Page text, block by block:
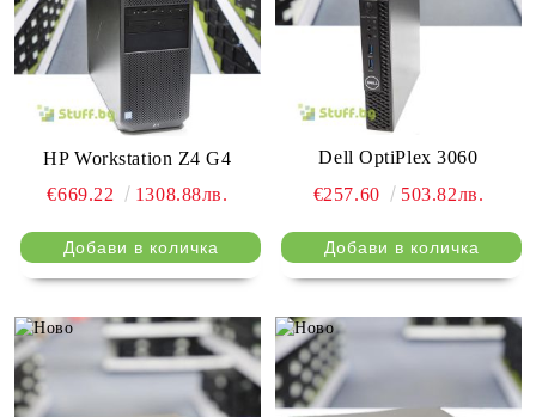
HP Workstation Z4 G4
€669.22
1308.88лв.
Dell OptiPlex 3060
€257.60
503.82лв.